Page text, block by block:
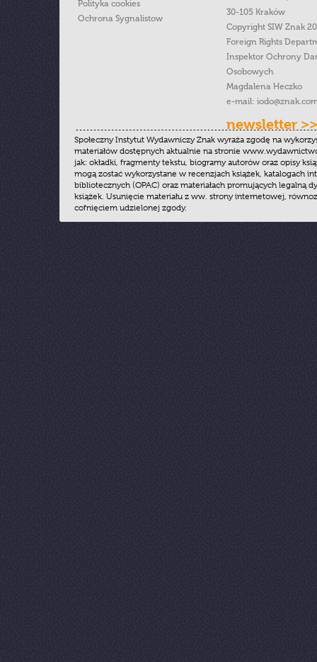
Polityka cookies
Ochrona Sygnalistow
30-105 Kraków
Copyright SIW Znak
Foreign Rights
Inspektor Ochrony
Osobowych
Magdalena Heczko
e-mail:
newsletter >>
Społeczny Instytut Wydawniczy Znak wyraża zgodę na
materiałów dostępnych aktualnie na stronie
jak: okładki, fragmenty tekstu, biogramy autorów oraz opisy
mogą zostać wykorzystane w recenzjach książek, katalogach
bibliotecznych (OPAC) oraz materiałach promujących legalną
książek. Usunięcie materiału z ww. strony internetowej,
cofnięciem udzielonej zgody.